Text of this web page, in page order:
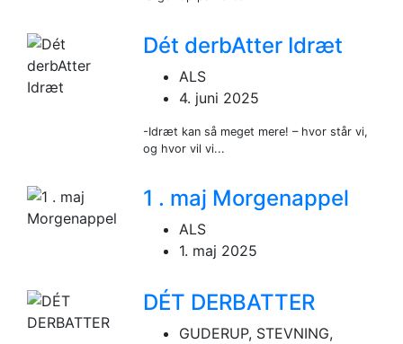
Dét derbAtter Idræt
ALS
4. juni 2025
-Idræt kan så meget mere! – hvor står vi,
og hvor vil vi...
1 . maj Morgenappel
ALS
1. maj 2025
DÉT DERBATTER
GUDERUP, STEVNING,